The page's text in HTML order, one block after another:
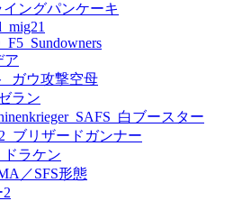
ングパンケーキ
ア
ガウ攻撃空母
ラン
白ブースター
ブリザードガンナー
ドラケン
／SFS形態